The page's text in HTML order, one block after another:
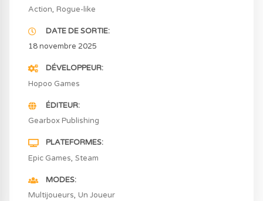
Action Rogue-like
DATE DE SORTIE
18 novembre 2025
DÉVELOPPEUR
Hopoo Games
ÉDITEUR
Gearbox Publishing
PLATEFORMES
Epic Games Steam
MODES
Multijoueurs Un Joueur